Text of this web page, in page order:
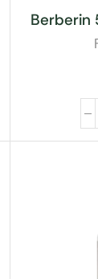
Berberin